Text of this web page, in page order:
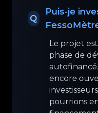
Q
Puis-je
Le projet
phase de
encore
pourrions